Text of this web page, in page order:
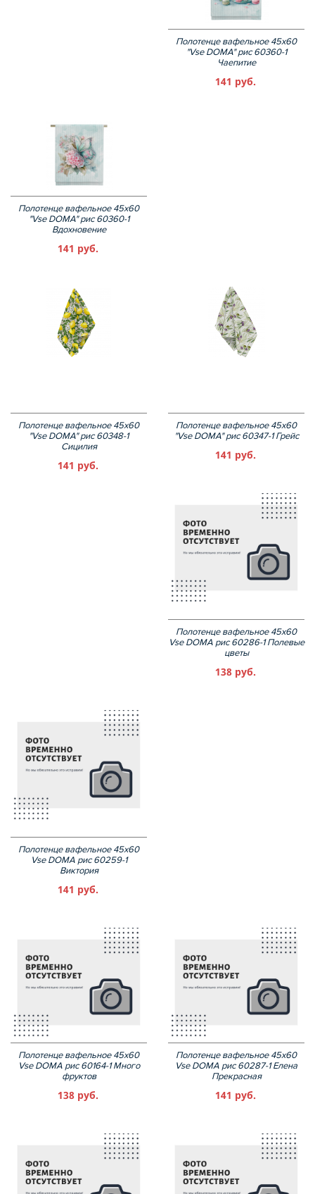
Полотенце вафельное 45х60
"Vse DOMA" рис 60360-1
Чаепитие
141 руб.
Полотенце вафельное 45х60
"Vse DOMA" рис 60360-1
Вдохновение
141 руб.
Полотенце вафельное 45х60
"Vse DOMA" рис 60348-1
Сицилия
141 руб.
Полотенце вафельное 45х60
"Vse DOMA" рис 60347-1 Грейс
141 руб.
Полотенце вафельное 45х60
Vse DOMA рис 60286-1 Полевые
цветы
138 руб.
Полотенце вафельное 45х60
Vse DOMA рис 60259-1
Виктория
141 руб.
Полотенце вафельное 45х60
Vse DOMA рис 60164-1 Много
фруктов
138 руб.
Полотенце вафельное 45х60
Vse DOMA рис 60287-1 Елена
Прекрасная
141 руб.